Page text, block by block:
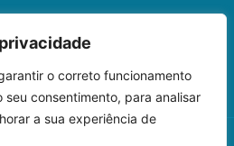
o correto funcionamento
consentimento, para analisar
a sua experiência de
Aqui
ELETRÓNICO